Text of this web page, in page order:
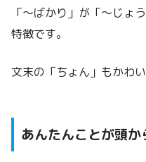
「～ばかり」が「～じょ
特徴です。
文末の「ちょん」もかわ
あんたんことが頭か